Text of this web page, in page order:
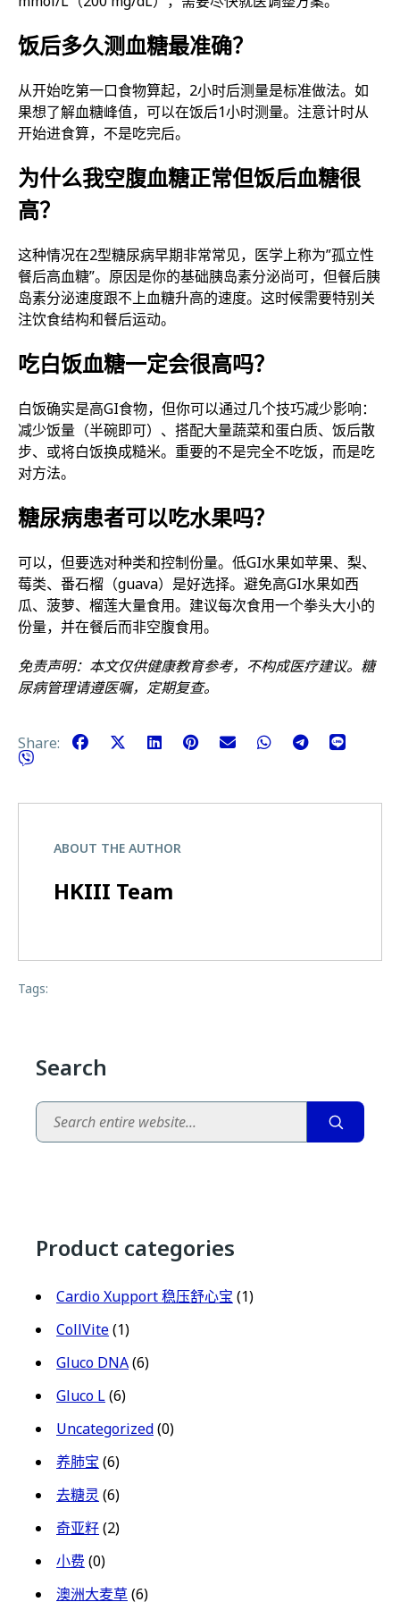
饭后多久测血糖最准确？
从开始吃第一口食物算起，2小时后测量是标准做法。如
果想了解血糖峰值，可以在饭后1小时测量。注意计时从
开始进食算，不是吃完后。
为什么我空腹血糖正常但饭后血糖很
高？
这种情况在2型糖尿病早期非常常见，医学上称为”孤立性
餐后高血糖”。原因是你的基础胰岛素分泌尚可，但餐后胰
岛素分泌速度跟不上血糖升高的速度。这时候需要特别关
注饮食结构和餐后运动。
吃白饭血糖一定会很高吗？
白饭确实是高GI食物，但你可以通过几个技巧减少影响：
减少饭量（半碗即可）、搭配大量蔬菜和蛋白质、饭后散
步、或将白饭换成糙米。重要的不是完全不吃饭，而是吃
对方法。
糖尿病患者可以吃水果吗？
可以，但要选对种类和控制份量。低GI水果如苹果、梨、
莓类、番石榴（guava）是好选择。避免高GI水果如西
瓜、菠萝、榴莲大量食用。建议每次食用一个拳头大小的
份量，并在餐后而非空腹食用。
免责声明：本文仅供健康教育参考，不构成医疗建议。糖
尿病管理请遵医嘱，定期复查。
Share:
ABOUT THE AUTHOR
HKIII Team
Tags:
Search
Search
Product categories
Cardio Xupport 稳压舒心宝 (1)
CollVite(1)
Gluco DNA(6)
Gluco L(6)
Uncategorized(0)
养肺宝 (6)
去糖灵(6)
奇亚籽(2)
小费 (0)
澳洲大麦草(6)